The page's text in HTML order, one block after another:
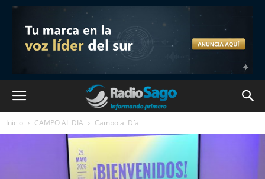
Inicio CAMPO AL DIA Campo al Día